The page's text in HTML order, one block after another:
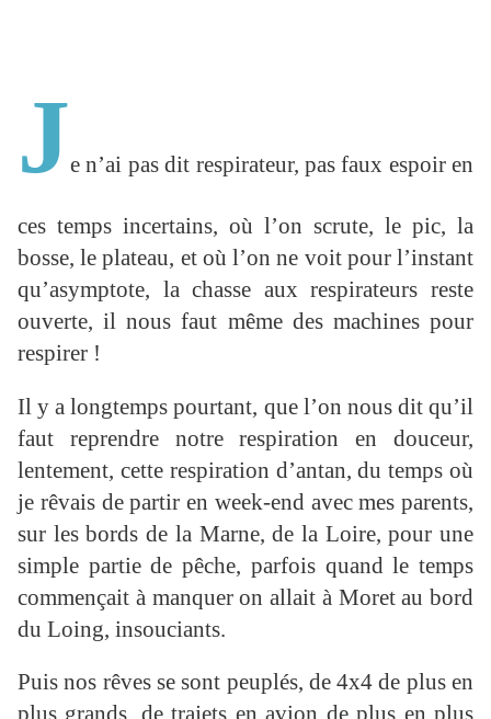
Je n’ai pas dit respirateur, pas faux espoir en
ces temps incertains, où l’on scrute, le pic, la
bosse, le plateau, et où l’on ne voit pour l’instant
qu’asymptote, la chasse aux respirateurs reste
ouverte, il nous faut même des machines pour
respirer !
Il y a longtemps pourtant, que l’on nous dit qu’il
faut reprendre notre respiration en douceur,
lentement, cette respiration d’antan, du temps où
je rêvais de partir en week-end avec mes parents,
sur les bords de la Marne, de la Loire, pour une
simple partie de pêche, parfois quand le temps
commençait à manquer on allait à Moret au bord
du Loing, insouciants.
Puis nos rêves se sont peuplés, de 4x4 de plus en
plus grands, de trajets en avion de plus en plus